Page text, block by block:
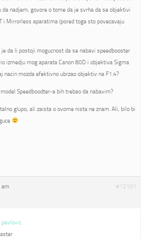
nadjem, govore o tome da je svrha da se objektivi
i Mirrorless aparatima (pored toga sto povecavaju
da li postoji mogucnost da se nabavi speedbooster
izmedju mog aparata Canon 80D i objektiva Sigma
nacin mozda efektivno ubrzao objektiv na F1.4?
Speedboodter-a bih trebao da nabavim?
glupo, ali zaista o ovome nista ne znam. Ali, bilo bi
am #12101